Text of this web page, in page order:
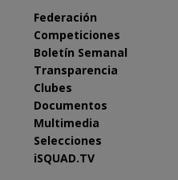
Federación
Competiciones
Boletín Semanal
Transparencia
Clubes
Documentos
Multimedia
Selecciones
iSQUAD.TV